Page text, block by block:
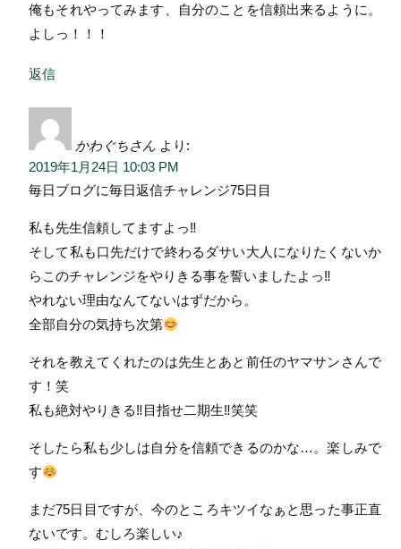
俺もそれやってみます、自分のことを信頼出来るように。
よしっ！！！
返信
かわぐちさん より:
2019年1月24日 10:03 PM
毎日ブログに毎日返信チャレンジ75日目
私も先生信頼してますよっ‼︎
そして私も口先だけで終わるダサい大人になりたくないか
らこのチャレンジをやりきる事を誓いましたよっ‼︎
やれない理由なんてないはずだから。
全部自分の気持ち次第
それを教えてくれたのは先生とあと前任のヤマサンさんで
す！笑
私も絶対やりきる‼︎目指せ二期生‼︎笑笑
そしたら私も少しは自分を信頼できるのかな…。楽しみで
す
まだ75日目ですが、今のところキツイなぁと思った事正直
ないです。むしろ楽しい♪